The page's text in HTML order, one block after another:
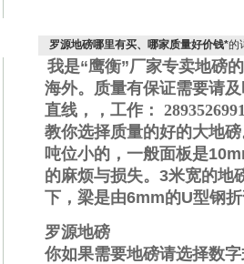
罗源地磅哪里有买、哪家质量好价钱*的
我是“鹰衡”厂家专卖地磅
海外。质量有保证需要请
直线 ， ，工作 ： 2893526991
教你选择质量的好的大地
吨位小的，一般面板是
的麻烦与损失。 3米宽的地
下，梁是由6mm的U型钢折
罗源地磅
你如果需要地磅请选择数